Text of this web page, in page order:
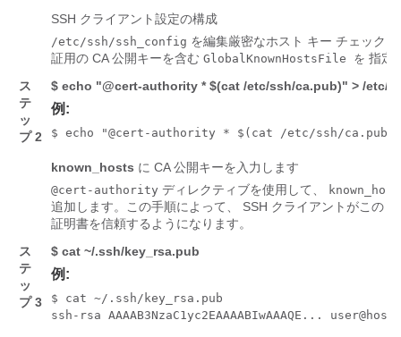
SSH クライアント設定の構成
/etc/ssh/ssh_config を編集厳密なホスト キー チェック
証用の CA 公開キーを含む GlobalKnownHostsFile を 指定
ス
テ
ッ
プ 2
$ echo "@cert-authority * $(cat /etc/ssh/ca.pub)" > /etc/
例:
$ echo "@cert-authority * $(cat /etc/ssh/ca.pub)"
known_hosts に CA 公開キーを入力します
@cert-authority ディレクティブを使用して、
追加します。この手順によって、 SSH クライアントがこの
証明書を信頼するようになります。
ス
テ
ッ
プ 3
$ cat ~/.ssh/key_rsa.pub
例:
$ cat ~/.ssh/key_rsa.pub
ssh-rsa AAAAB3NzaC1yc2EAAAABIwAAAQE... user@host